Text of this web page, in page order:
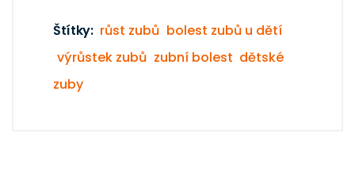
Štítky: růst zubů bolest zubů u dětí
výrůstek zubů zubní bolest dětské
zuby